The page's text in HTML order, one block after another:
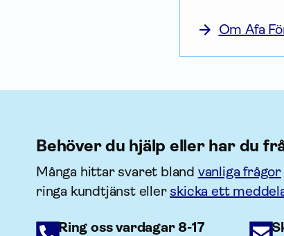
Om Afa
Behöver du hjälp eller har du
Många hittar svaret bland vanliga frågor
ringa kundtjänst eller skicka ett
Ring oss vardagar 8-17